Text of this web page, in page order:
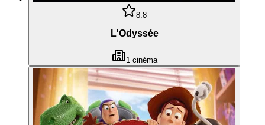
8.8
L'Odyssée
1 cinéma